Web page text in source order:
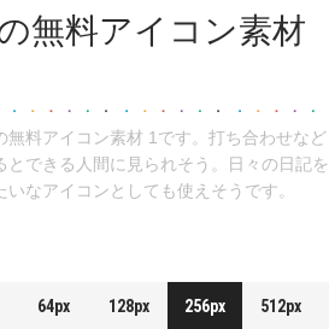
無料アイコン素材
無料アイコン素材 1です。打ち合わせなど
とできる人間に見られそう。日々の日記を
なアイコンとしても使えそうです。
64px 128px 256px 512px